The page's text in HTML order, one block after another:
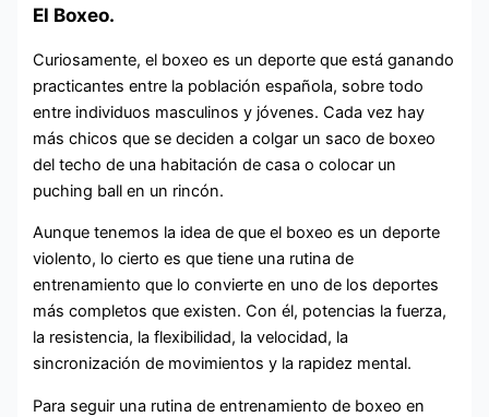
El Boxeo.
Curiosamente, el boxeo es un deporte que está ganando
practicantes entre la población española, sobre todo
entre individuos masculinos y jóvenes. Cada vez hay
más chicos que se deciden a colgar un saco de boxeo
del techo de una habitación de casa o colocar un
puching ball en un rincón.
Aunque tenemos la idea de que el boxeo es un deporte
violento, lo cierto es que tiene una rutina de
entrenamiento que lo convierte en uno de los deportes
más completos que existen. Con él, potencias la fuerza,
la resistencia, la flexibilidad, la velocidad, la
sincronización de movimientos y la rapidez mental.
Para seguir una rutina de entrenamiento de boxeo en